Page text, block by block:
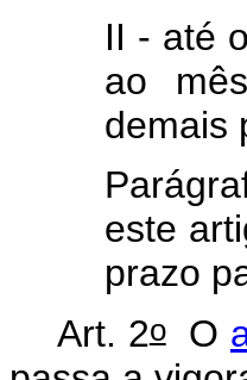
II - até
ao
demais
este
prazo
Art. 2oO